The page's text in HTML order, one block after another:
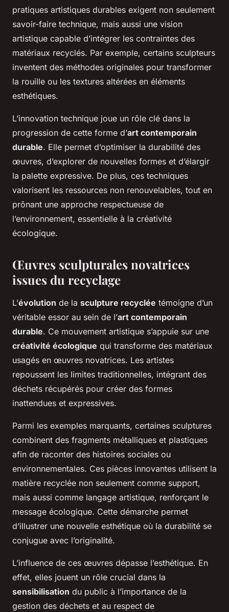
pratiques artistiques durables exigent non seulement
savoir-faire technique, mais aussi une vision
artistique capable d’intégrer les contraintes des
matériaux recyclés. Par exemple, certains sculpteurs
inventent des méthodes originales pour transformer
la rouille ou les textures altérées en éléments
esthétiques.
L’innovation technique joue un rôle clé dans la
progression de cette forme d’art contemporain
durable. Elle permet d’optimiser la durabilité des
œuvres, d’explorer de nouvelles formes et d’élargir
la palette expressive. De plus, ces techniques
valorisent les ressources non renouvelables, tout en
prônant une approche respectueuse de
l’environnement, essentielle à la créativité
écologique.
Œuvres sculpturales novatrices
issues du recyclage
L’évolution de la sculpture recyclée témoigne d’un
véritable essor au sein de l’art contemporain
durable. Ce mouvement artistique s’appuie sur une
créativité écologique qui transforme des matériaux
usagés en œuvres novatrices. Les artistes
repoussent les limites traditionnelles, intégrant des
déchets récupérés pour créer des formes
inattendues et expressives.
Parmi les exemples marquants, certaines sculptures
combinent des fragments métalliques et plastiques
afin de raconter des histoires sociales ou
environnementales. Ces pièces innovantes utilisent la
matière recyclée non seulement comme support,
mais aussi comme langage artistique, renforçant le
message écologique. Cette démarche permet
d’illustrer une nouvelle esthétique où la durabilité se
conjugue avec l’originalité.
L’influence de ces œuvres dépasse l’esthétique. En
effet, elles jouent un rôle crucial dans la
sensibilisation du public à l’importance de la
gestion des déchets et au respect de